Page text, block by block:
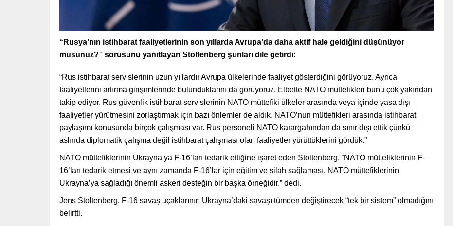
“Rusya’nın istihbarat faaliyetlerinin son yıllarda Avrupa’da daha aktif hale geldiğini düşünüyor
musunuz?” sorusunu yanıtlayan Stoltenberg şunları dile getirdi:
“Rus istihbarat servislerinin uzun yıllardır Avrupa ülkelerinde faaliyet gösterdiğini görüyoruz. Ayrıca
faaliyetlerini artırma girişimlerinde bulunduklarını da görüyoruz. Elbette NATO müttefikleri bunu çok yakından
takip ediyor. Rus güvenlik istihbarat servislerinin NATO müttefiki ülkeler arasında veya içinde yasa dışı
faaliyetler yürütmesini zorlaştırmak için bazı önlemler de aldık. NATO’nun müttefikleri arasında istihbarat
paylaşımı konusunda birçok çalışması var. Rus personeli NATO karargahından da sınır dışı ettik çünkü
aslında diplomatik çalışma değil istihbarat çalışması olan faaliyetler yürüttüklerini gördük.”
NATO müttefiklerinin Ukrayna’ya F-16’ları tedarik ettiğine işaret eden Stoltenberg, “NATO müttefiklerinin F-
16’ları tedarik etmesi ve aynı zamanda F-16’lar için eğitim ve silah sağlaması, NATO müttefiklerinin
Ukrayna’ya sağladığı önemli askeri desteğin bir başka örneğidir.” dedi.
Jens Stoltenberg, F-16 savaş uçaklarının Ukrayna’daki savaşı tümden değiştirecek “tek bir sistem” olmadığını
belirtti.